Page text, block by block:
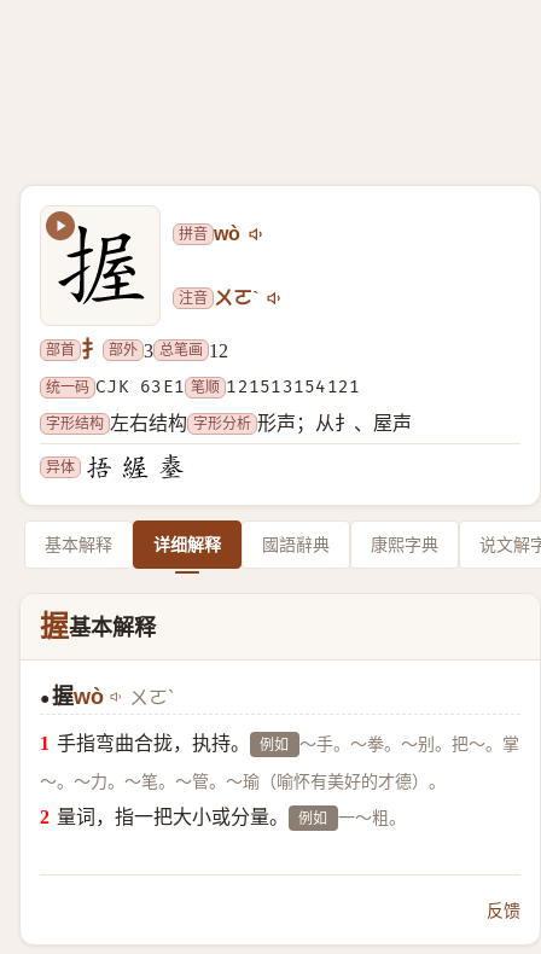
拼音 wò
注音 ㄨㄛˋ
部首 扌 部外 3 总笔画 12
统一码 CJK 63E1 笔顺 121513154121
字形结构 左右结构 字形分析 形声；从扌、屋声
异体
基本解释 详细解释 國語辭典 康熙字典 说文解
握基本解释
●握wò ㄨㄛˋ
手指弯曲合拢，执持。 例如 ～手。～拳。～别。把～。掌
～。～力。～笔。～管。～瑜（喻怀有美好的才德）。
量词，指一把大小或分量。 例如 一～粗。
反馈